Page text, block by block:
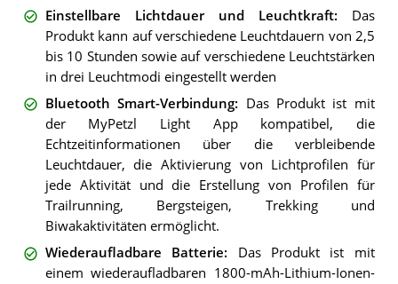
Einstellbare Lichtdauer und Leuchtkraft: Das
Produkt kann auf verschiedene Leuchtdauern von 2,5
bis 10 Stunden sowie auf verschiedene Leuchtstärken
in drei Leuchtmodi eingestellt werden
Bluetooth Smart-Verbindung: Das Produkt ist mit
der MyPetzl Light App kompatibel, die
Echtzeitinformationen über die verbleibende
Leuchtdauer, die Aktivierung von Lichtprofilen für
jede Aktivität und die Erstellung von Profilen für
Trailrunning, Bergsteigen, Trekking und
Biwakaktivitäten ermöglicht.
Wiederaufladbare Batterie: Das Produkt ist mit
einem wiederaufladbaren 1800-mAh-Lithium-Ionen-